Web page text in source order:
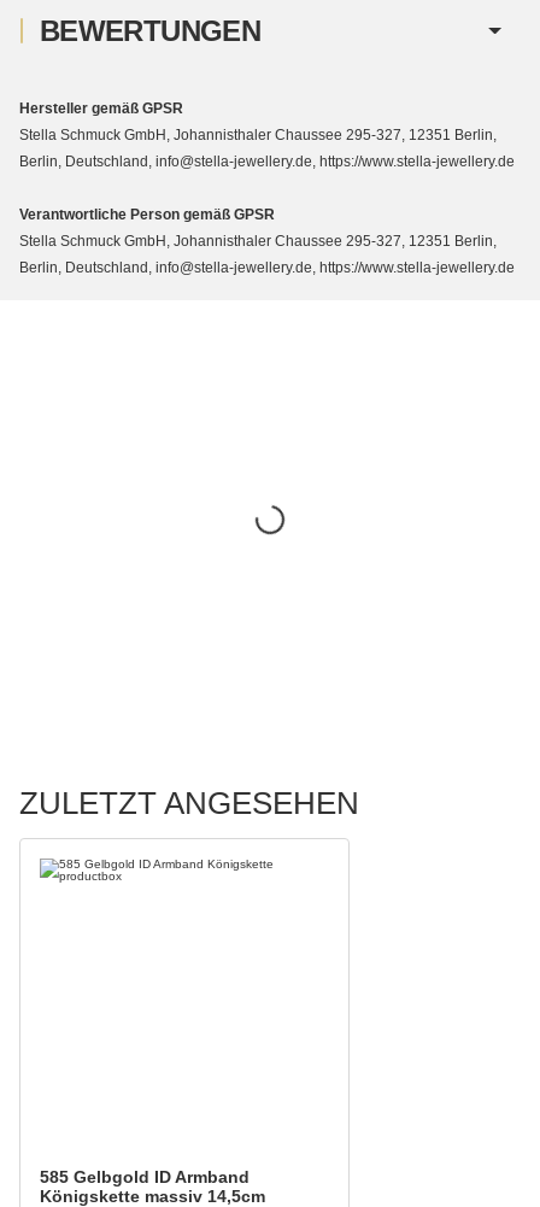
BEWERTUNGEN
Hersteller gemäß GPSR
Stella Schmuck GmbH, Johannisthaler Chaussee 295-327, 12351 Berlin,
Berlin, Deutschland, info@stella-jewellery.de, https://www.stella-jewellery.de
Verantwortliche Person gemäß GPSR
Stella Schmuck GmbH, Johannisthaler Chaussee 295-327, 12351 Berlin,
Berlin, Deutschland, info@stella-jewellery.de, https://www.stella-jewellery.de
ZULETZT ANGESEHEN
585 Gelbgold ID Armband
Königskette massiv 14,5cm